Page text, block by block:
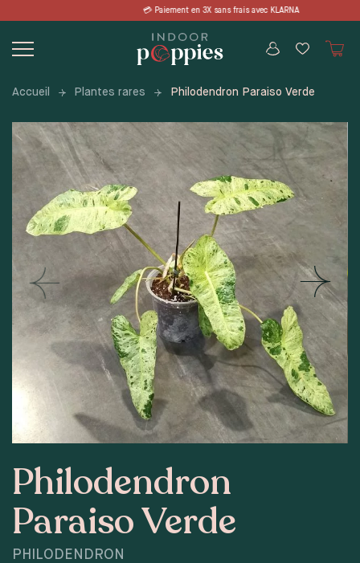
content
en 3X sans frais avec KLARNA 📦
Accueil Plantes rares Philodendron Paraiso Verde
Philodendron
Paraiso Verde
PHILODENDRON